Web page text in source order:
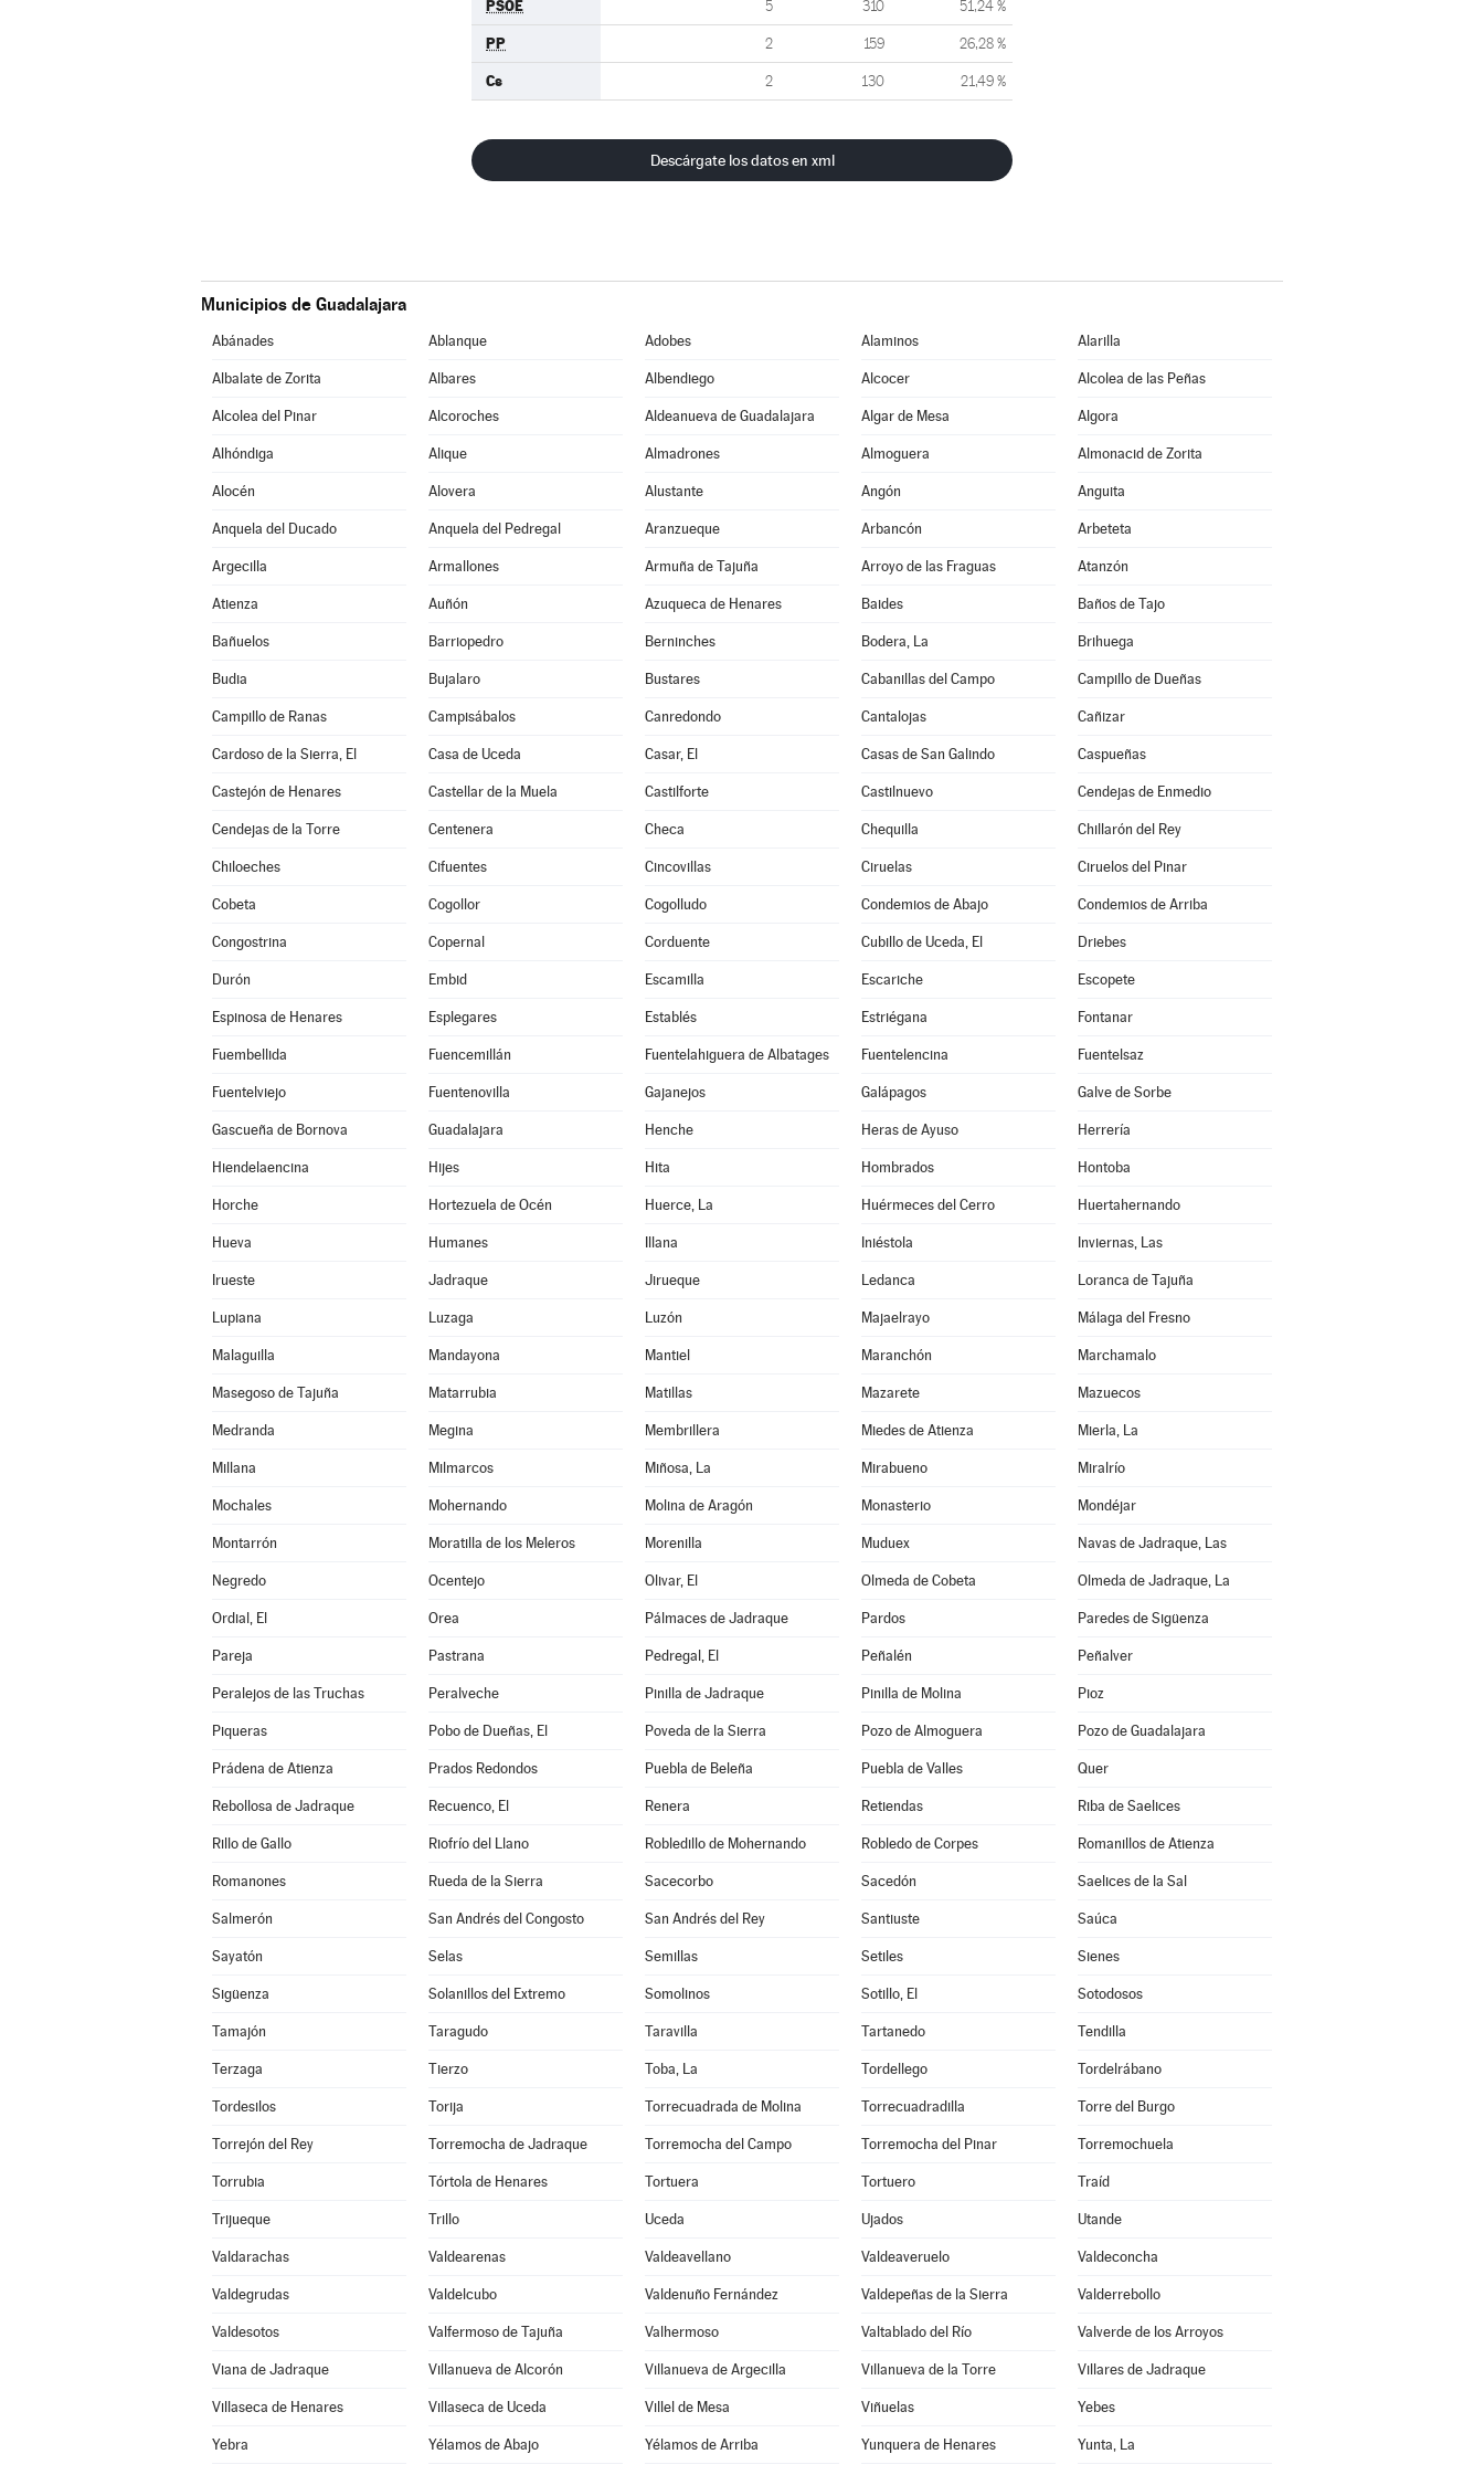
PSOE 5 310 51,24 %
PP 2 159 26,28 %
Cs 2 130 21,49 %
Descárgate los datos en xml
Municipios de Guadalajara
Abánades Ablanque Adobes Alaminos Alarilla
Albalate de Zorita Albares Albendiego Alcocer Alcolea de las Peñas
Alcolea del Pinar Alcoroches Aldeanueva de Guadalajara Algar de Mesa Algora
Alhóndiga Alique Almadrones Almoguera Almonacid de Zorita
Alocén Alovera Alustante Angón Anguita
Anquela del Ducado Anquela del Pedregal Aranzueque Arbancón Arbeteta
Argecilla Armallones Armuña de Tajuña Arroyo de las Fraguas Atanzón
Atienza Auñón Azuqueca de Henares Baides Baños de Tajo
Bañuelos Barriopedro Berninches Bodera, La Brihuega
Budia Bujalaro Bustares Cabanillas del Campo Campillo de Dueñas
Campillo de Ranas Campisábalos Canredondo Cantalojas Cañizar
Cardoso de la Sierra, El Casa de Uceda Casar, El Casas de San Galindo Caspueñas
Castejón de Henares Castellar de la Muela Castilforte Castilnuevo Cendejas de Enmedio
Cendejas de la Torre Centenera Checa Chequilla Chillarón del Rey
Chiloeches Cifuentes Cincovillas Ciruelas Ciruelos del Pinar
Cobeta Cogollor Cogolludo Condemios de Abajo Condemios de Arriba
Congostrina Copernal Corduente Cubillo de Uceda, El Driebes
Durón Embid Escamilla Escariche Escopete
Espinosa de Henares Esplegares Establés Estriégana Fontanar
Fuembellida Fuencemillán Fuentelahiguera de Albatages Fuentelencina Fuentelsaz
Fuentelviejo Fuentenovilla Gajanejos Galápagos Galve de Sorbe
Gascueña de Bornova Guadalajara Henche Heras de Ayuso Herrería
Hiendelaencina Hijes Hita Hombrados Hontoba
Horche Hortezuela de Océn Huerce, La Huérmeces del Cerro Huertahernando
Hueva Humanes Illana Iniéstola Inviernas, Las
Irueste Jadraque Jirueque Ledanca Loranca de Tajuña
Lupiana Luzaga Luzón Majaelrayo Málaga del Fresno
Malaguilla Mandayona Mantiel Maranchón Marchamalo
Masegoso de Tajuña Matarrubia Matillas Mazarete Mazuecos
Medranda Megina Membrillera Miedes de Atienza Mierla, La
Millana Milmarcos Miñosa, La Mirabueno Miralrío
Mochales Mohernando Molina de Aragón Monasterio Mondéjar
Montarrón Moratilla de los Meleros Morenilla Muduex Navas de Jadraque, Las
Negredo Ocentejo Olivar, El Olmeda de Cobeta Olmeda de Jadraque, La
Ordial, El Orea Pálmaces de Jadraque Pardos Paredes de Sigüenza
Pareja Pastrana Pedregal, El Peñalén Peñalver
Peralejos de las Truchas Peralveche Pinilla de Jadraque Pinilla de Molina Pioz
Piqueras Pobo de Dueñas, El Poveda de la Sierra Pozo de Almoguera Pozo de Guadalajara
Prádena de Atienza Prados Redondos Puebla de Beleña Puebla de Valles Quer
Rebollosa de Jadraque Recuenco, El Renera Retiendas Riba de Saelices
Rillo de Gallo Riofrío del Llano Robledillo de Mohernando Robledo de Corpes Romanillos de Atienza
Romanones Rueda de la Sierra Sacecorbo Sacedón Saelices de la Sal
Salmerón San Andrés del Congosto San Andrés del Rey Santiuste Saúca
Sayatón Selas Semillas Setiles Sienes
Sigüenza Solanillos del Extremo Somolinos Sotillo, El Sotodosos
Tamajón Taragudo Taravilla Tartanedo Tendilla
Terzaga Tierzo Toba, La Tordellego Tordelrábano
Tordesilos Torija Torrecuadrada de Molina Torrecuadradilla Torre del Burgo
Torrejón del Rey Torremocha de Jadraque Torremocha del Campo Torremocha del Pinar Torremochuela
Torrubia Tórtola de Henares Tortuera Tortuero Traíd
Trijueque Trillo Uceda Ujados Utande
Valdarachas Valdearenas Valdeavellano Valdeaveruelo Valdeconcha
Valdegrudas Valdelcubo Valdenuño Fernández Valdepeñas de la Sierra Valderrebollo
Valdesotos Valfermoso de Tajuña Valhermoso Valtablado del Río Valverde de los Arroyos
Viana de Jadraque Villanueva de Alcorón Villanueva de Argecilla Villanueva de la Torre Villares de Jadraque
Villaseca de Henares Villaseca de Uceda Villel de Mesa Viñuelas Yebes
Yebra Yélamos de Abajo Yélamos de Arriba Yunquera de Henares Yunta, La